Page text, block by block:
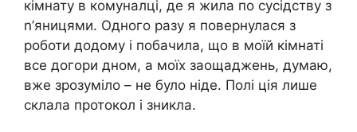
кімнату в комуналці, де я жила по сусідству з
n’яницями. Одного разу я повернулася з
роботи додому і побачила, що в моїй кімнаті
все догори дном, а моїх заощаджень, думаю,
вже зрозуміло – не було ніде. Полі ція лише
склала протокол і зникла.